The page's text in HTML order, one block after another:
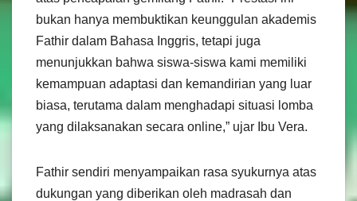
bukan hanya membuktikan keunggulan akademis
Fathir dalam Bahasa Inggris, tetapi juga
menunjukkan bahwa siswa-siswa kami memiliki
kemampuan adaptasi dan kemandirian yang luar
biasa, terutama dalam menghadapi situasi lomba
yang dilaksanakan secara online,” ujar Ibu Vera.
Fathir sendiri menyampaikan rasa syukurnya atas
dukungan yang diberikan oleh madrasah dan